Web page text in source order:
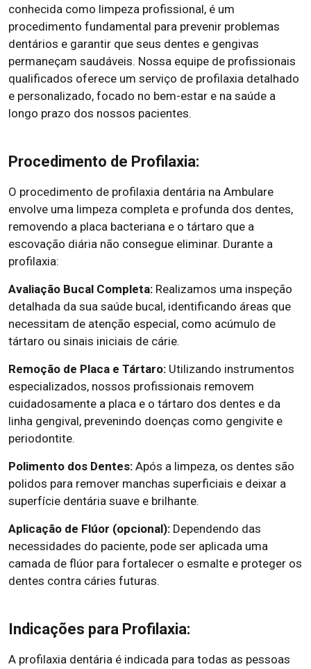
conhecida como limpeza profissional, é um
procedimento fundamental para prevenir problemas
dentários e garantir que seus dentes e gengivas
permaneçam saudáveis. Nossa equipe de profissionais
qualificados oferece um serviço de profilaxia detalhado
e personalizado, focado no bem-estar e na saúde a
longo prazo dos nossos pacientes.
Procedimento de Profilaxia:
O procedimento de profilaxia dentária na Ambulare
envolve uma limpeza completa e profunda dos dentes,
removendo a placa bacteriana e o tártaro que a
escovação diária não consegue eliminar. Durante a
profilaxia:
Avaliação Bucal Completa: Realizamos uma inspeção
detalhada da sua saúde bucal, identificando áreas que
necessitam de atenção especial, como acúmulo de
tártaro ou sinais iniciais de cárie.
Remoção de Placa e Tártaro: Utilizando instrumentos
especializados, nossos profissionais removem
cuidadosamente a placa e o tártaro dos dentes e da
linha gengival, prevenindo doenças como gengivite e
periodontite.
Polimento dos Dentes: Após a limpeza, os dentes são
polidos para remover manchas superficiais e deixar a
superfície dentária suave e brilhante.
Aplicação de Flúor (opcional): Dependendo das
necessidades do paciente, pode ser aplicada uma
camada de flúor para fortalecer o esmalte e proteger os
dentes contra cáries futuras.
Indicações para Profilaxia:
A profilaxia dentária é indicada para todas as pessoas